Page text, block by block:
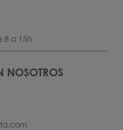
8 a 15h
NOSOTROS